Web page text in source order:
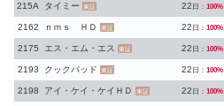
215A タイミー 東証 22 日： 100%
2162 ｎｍｓ ＨＤ 東証 22 日： 100%
2175 エス・エム・エス 東証 22 日： 100%
2193 クックパッド 東証 22 日： 100%
2198 アイ・ケイ・ケイＨＤ 東証 22 日： 100%